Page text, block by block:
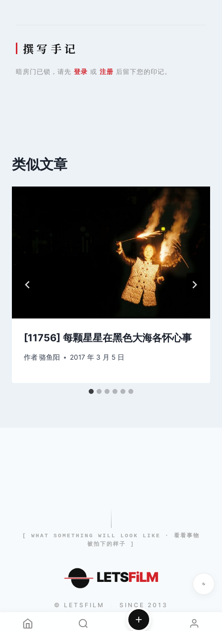
撰 写 手 记
暗房门已锁，请先 登录 或 注册 后留下您的印记。
类似文章
[11756] 每颗星星在黑色大海各怀心事
作者骆鱼阳 2017 年 3 月 5 日
[ WHAT SOMETHING WILL LOOK LIKE · 看看事物
被拍下的样子 ]
LETSFiLM
© LETSFILM SINCE 2013